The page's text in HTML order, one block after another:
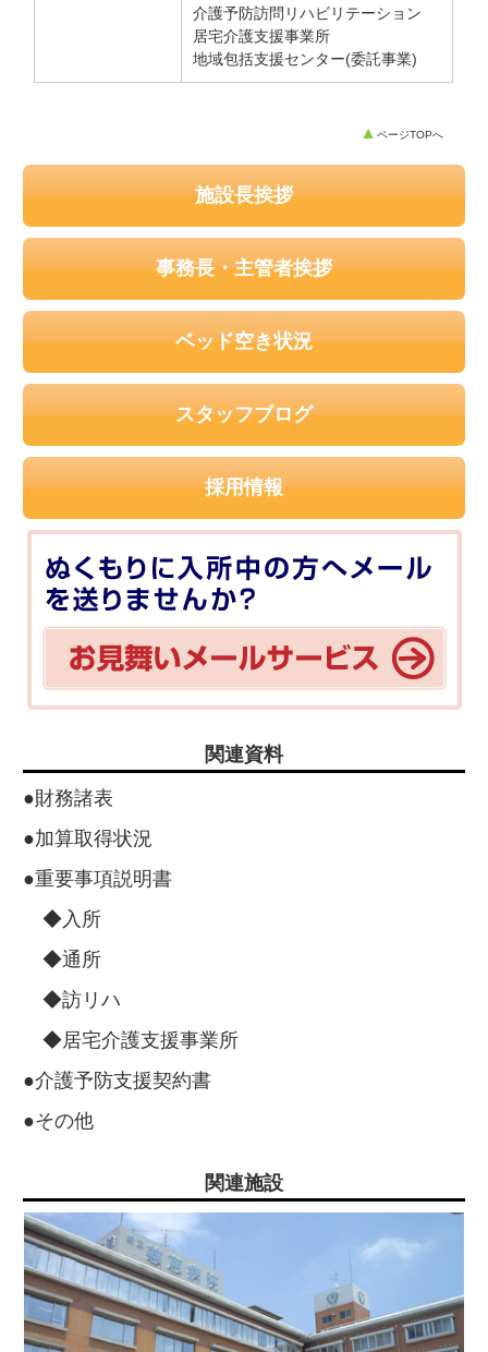
介護予防訪問リハビリテーション
居宅介護支援事業所
地域包括支援センター(委託事業)
ページTOPへ
施設長挨拶
事務長・主管者挨拶
ベッド空き状況
スタッフブログ
採用情報
関連資料
●財務諸表
●加算取得状況
●重要事項説明書
◆入所
◆通所
◆訪リハ
◆居宅介護支援事業所
●介護予防支援契約書
●その他
関連施設